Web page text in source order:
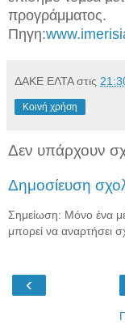
προγράμματος.
Πηγη:
ΔΑΚΕ ΕΛΤΑ στις
Κοινή χρήση
Δεν υπάρχουν
Δημοσίευση
Σημείωση: Μόνο ένα
μπορεί να αναρτήσει
‹